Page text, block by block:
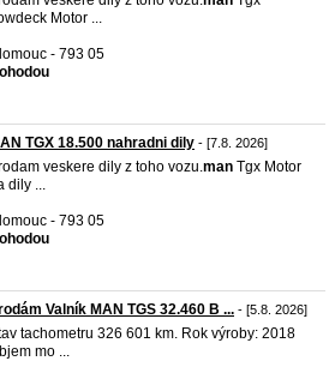
Motor ...
- 793 05
TGX 18.500 nahradni dily - [7.8. 2026]
veskere dily z toho vozu.man Tgx Motor
dily ...
- 793 05
Valník MAN TGS 32.460 B ... - [5.8. 2026]
tachometru 326 601 km. Rok výroby: 2018
mo ...